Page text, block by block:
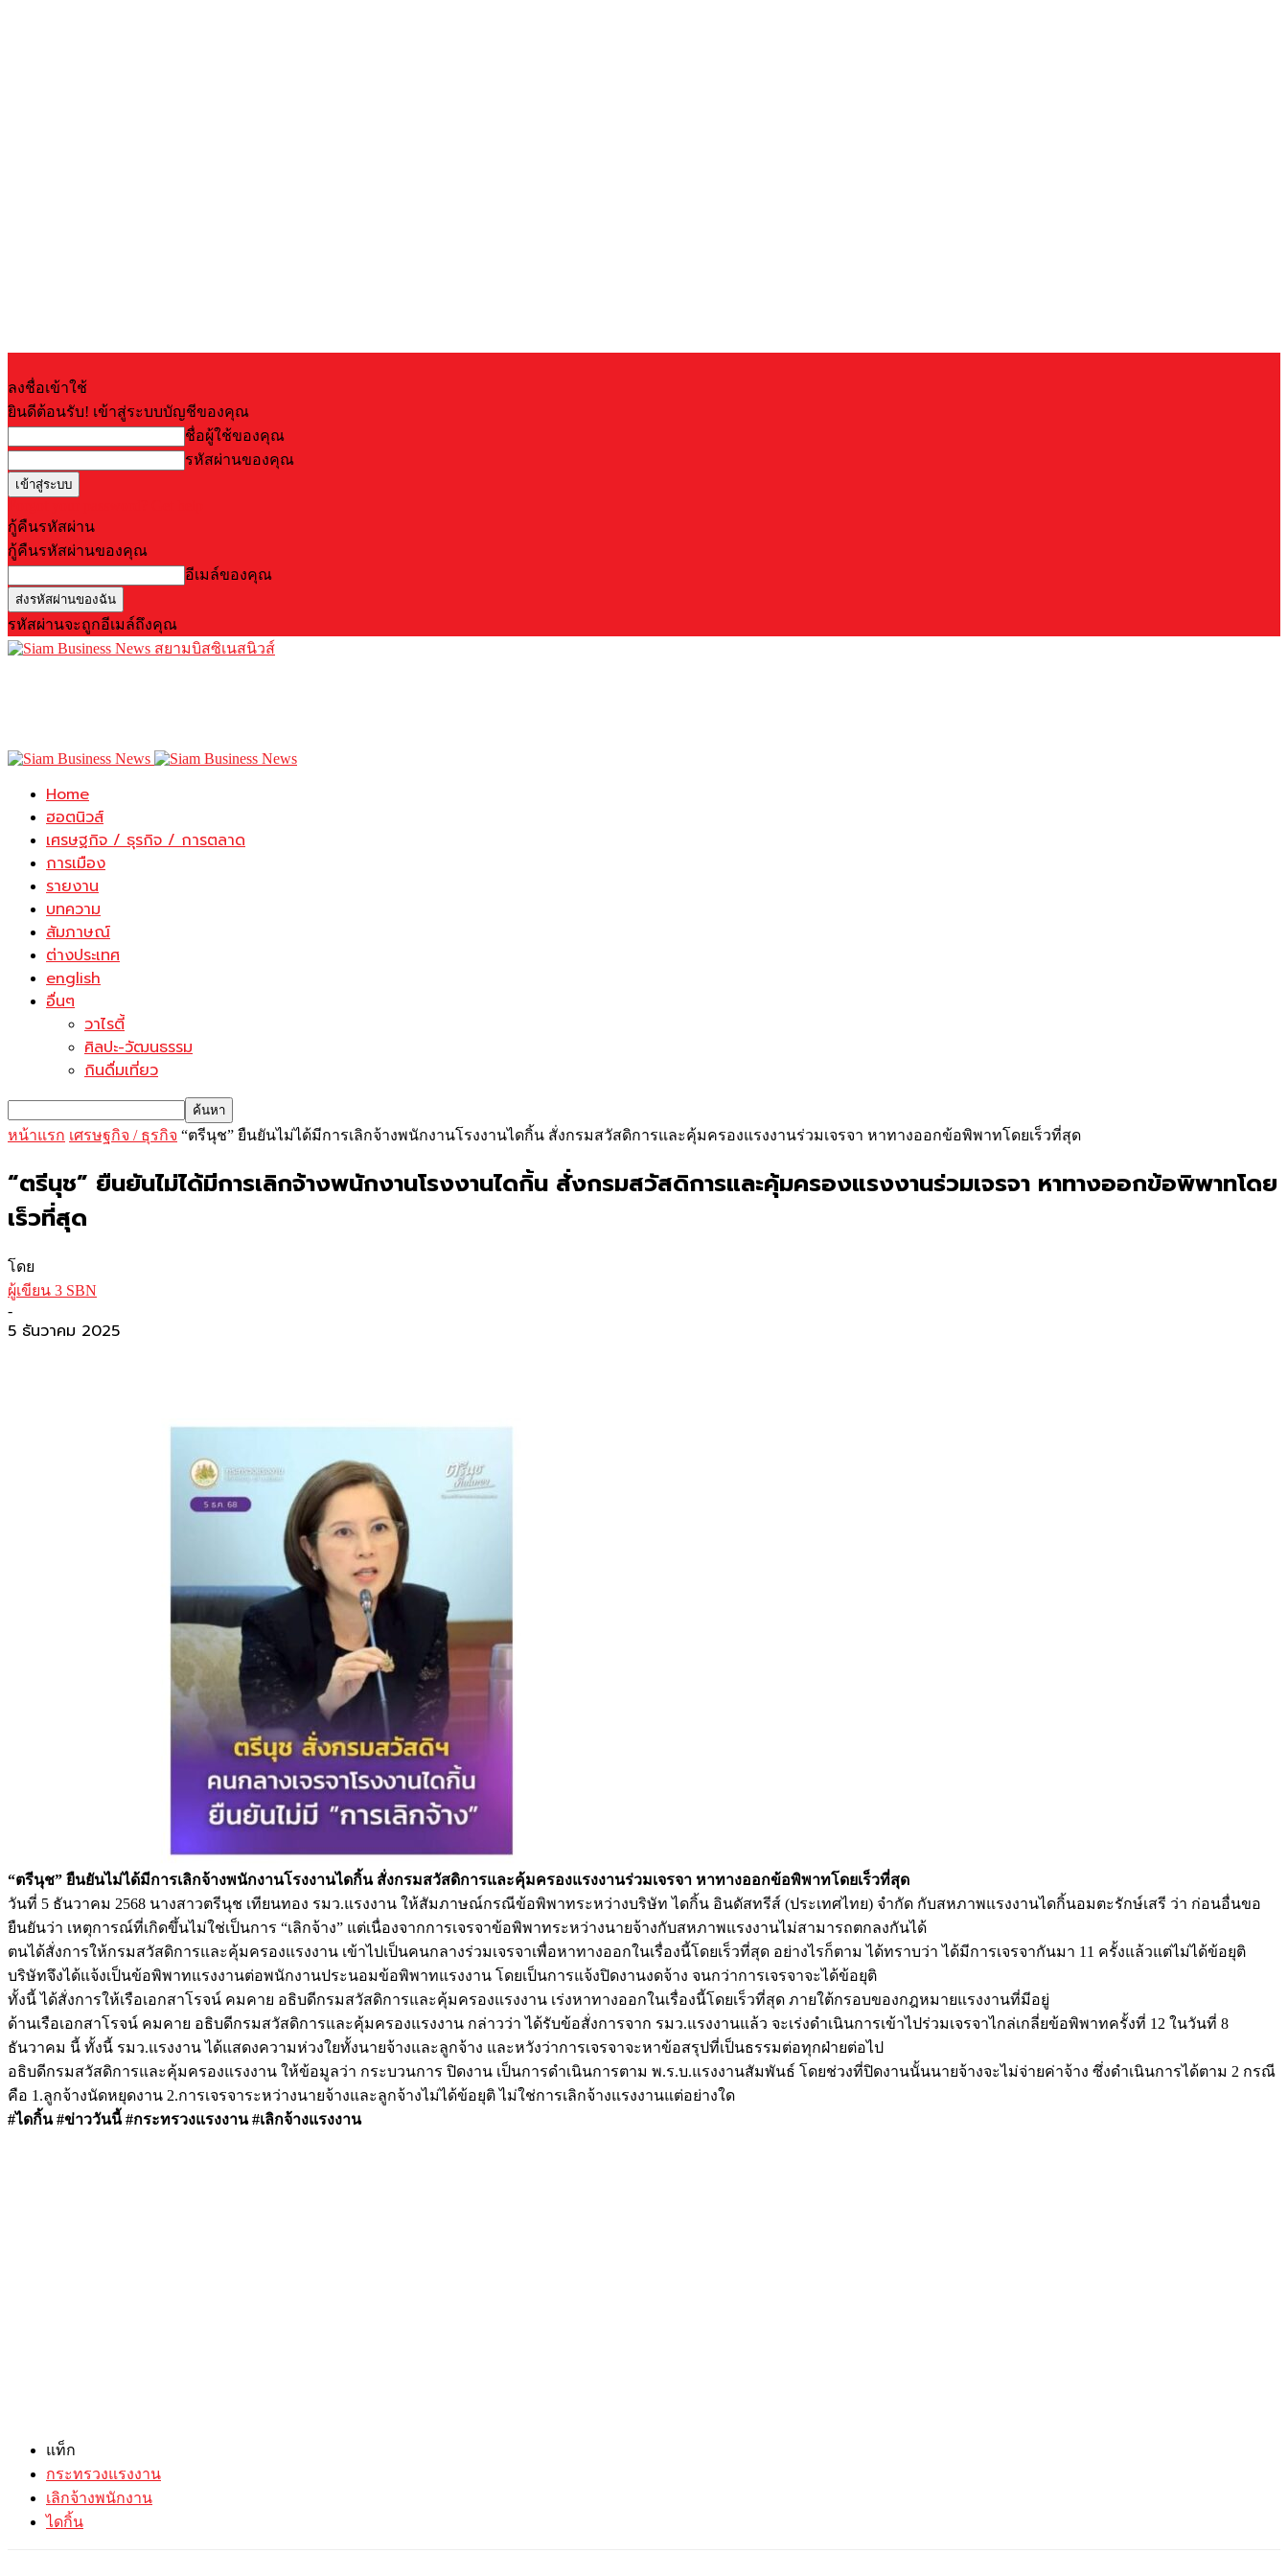
ลงชื่อเข้าใช้
ยินดีต้อนรับ! เข้าสู่ระบบบัญชีของคุณ
ชื่อผู้ใช้ของคุณ
รหัสผ่านของคุณ
กู้คืนรหัสผ่าน
กู้คืนรหัสผ่านของคุณ
อีเมล์ของคุณ
รหัสผ่านจะถูกอีเมล์ถึงคุณ
สยามบิสซิเนสนิวส์
Home
ฮอตนิวส์
เศรษฐกิจ / ธุรกิจ / การตลาด
การเมือง
รายงาน
บทความ
สัมภาษณ์
ต่างประเทศ
english
อื่นๆ
วาไรตี้
ศิลปะ-วัฒนธรรม
กินดื่มเที่ยว
หน้าแรก เศรษฐกิจ / ธุรกิจ “ตรีนุช” ยืนยันไม่ได้มีการเลิกจ้างพนักงานโรงงานไดกิ้น สั่งกรมสวัสดิการและคุ้มครองแรงงานร่วมเจรจา หาทางออกข้อพิพาทโดยเร็วที่สุด
“ตรีนุช” ยืนยันไม่ได้มีการเลิกจ้างพนักงานโรงงานไดกิ้น สั่งกรมสวัสดิการและคุ้มครองแรงงานร่วมเจรจา หาทางออกข้อพิพาทโดย
เร็วที่สุด
โดย
ผู้เขียน 3 SBN
-
5 ธันวาคม 2025
“ตรีนุช” ยืนยันไม่ได้มีการเลิกจ้างพนักงานโรงงานไดกิ้น สั่งกรมสวัสดิการและคุ้มครองแรงงานร่วมเจรจา หาทางออกข้อพิพาทโดยเร็วที่สุด
วันที่ 5 ธันวาคม 2568 นางสาวตรีนุช เทียนทอง รมว.แรงงาน ให้สัมภาษณ์กรณีข้อพิพาทระหว่างบริษัท ไดกิ้น อินดัสทรีส์ (ประเทศไทย) จำกัด กับสหภาพแรงงานไดกิ้นอมตะรักษ์เสรี ว่า ก่อนอื่นขอ
ยืนยันว่า เหตุการณ์ที่เกิดขึ้นไม่ใช่เป็นการ “เลิกจ้าง” แต่เนื่องจากการเจรจาข้อพิพาทระหว่างนายจ้างกับสหภาพแรงงานไม่สามารถตกลงกันได้
ตนได้สั่งการให้กรมสวัสดิการและคุ้มครองแรงงาน เข้าไปเป็นคนกลางร่วมเจรจาเพื่อหาทางออกในเรื่องนี้โดยเร็วที่สุด อย่างไรก็ตาม ได้ทราบว่า ได้มีการเจรจากันมา 11 ครั้งแล้วแต่ไม่ได้ข้อยุติ
บริษัทจึงได้แจ้งเป็นข้อพิพาทแรงงานต่อพนักงานประนอมข้อพิพาทแรงงาน โดยเป็นการแจ้งปิดงานงดจ้าง จนกว่าการเจรจาจะได้ข้อยุติ
ทั้งนี้ ได้สั่งการให้เรือเอกสาโรจน์ คมคาย อธิบดีกรมสวัสดิการและคุ้มครองแรงงาน เร่งหาทางออกในเรื่องนี้โดยเร็วที่สุด ภายใต้กรอบของกฎหมายแรงงานที่มีอยู่
ด้านเรือเอกสาโรจน์ คมคาย อธิบดีกรมสวัสดิการและคุ้มครองแรงงาน กล่าวว่า ได้รับข้อสั่งการจาก รมว.แรงงานแล้ว จะเร่งดำเนินการเข้าไปร่วมเจรจาไกล่เกลี่ยข้อพิพาทครั้งที่ 12 ในวันที่ 8
ธันวาคม นี้ ทั้งนี้ รมว.แรงงาน ได้แสดงความห่วงใยทั้งนายจ้างและลูกจ้าง และหวังว่าการเจรจาจะหาข้อสรุปที่เป็นธรรมต่อทุกฝ่ายต่อไป
อธิบดีกรมสวัสดิการและคุ้มครองแรงงาน ให้ข้อมูลว่า กระบวนการ ปิดงาน เป็นการดำเนินการตาม พ.ร.บ.แรงงานสัมพันธ์ โดยช่วงที่ปิดงานนั้นนายจ้างจะไม่จ่ายค่าจ้าง ซึ่งดำเนินการได้ตาม 2 กรณี
คือ 1.ลูกจ้างนัดหยุดงาน 2.การเจรจาระหว่างนายจ้างและลูกจ้างไม่ได้ข้อยุติ ไม่ใช่การเลิกจ้างแรงงานแต่อย่างใด
#ไดกิ้น #ข่าววันนี้ #กระทรวงแรงงาน #เลิกจ้างแรงงาน
แท็ก
กระทรวงแรงงาน
เลิกจ้างพนักงาน
ไดกิ้น